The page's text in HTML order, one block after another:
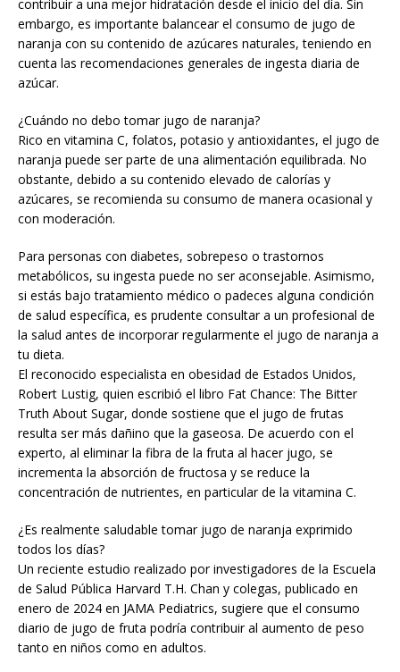
contribuir a una mejor hidratación desde el inicio del día. Sin
embargo, es importante balancear el consumo de jugo de
naranja con su contenido de azúcares naturales, teniendo en
cuenta las recomendaciones generales de ingesta diaria de
azúcar.
¿Cuándo no debo tomar jugo de naranja?
Rico en vitamina C, folatos, potasio y antioxidantes, el jugo de
naranja puede ser parte de una alimentación equilibrada. No
obstante, debido a su contenido elevado de calorías y
azúcares, se recomienda su consumo de manera ocasional y
con moderación.
Para personas con diabetes, sobrepeso o trastornos
metabólicos, su ingesta puede no ser aconsejable. Asimismo,
si estás bajo tratamiento médico o padeces alguna condición
de salud específica, es prudente consultar a un profesional de
la salud antes de incorporar regularmente el jugo de naranja a
tu dieta.
El reconocido especialista en obesidad de Estados Unidos,
Robert Lustig, quien escribió el libro Fat Chance: The Bitter
Truth About Sugar, donde sostiene que el jugo de frutas
resulta ser más dañino que la gaseosa. De acuerdo con el
experto, al eliminar la fibra de la fruta al hacer jugo, se
incrementa la absorción de fructosa y se reduce la
concentración de nutrientes, en particular de la vitamina C.
¿Es realmente saludable tomar jugo de naranja exprimido
todos los días?
Un reciente estudio realizado por investigadores de la Escuela
de Salud Pública Harvard T.H. Chan y colegas, publicado en
enero de 2024 en JAMA Pediatrics, sugiere que el consumo
diario de jugo de fruta podría contribuir al aumento de peso
tanto en niños como en adultos.